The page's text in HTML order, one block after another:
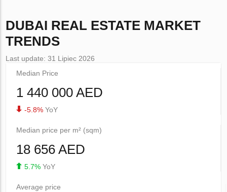
DUBAI REAL ESTATE MARKET
TRENDS
Last update: 31 Lipiec 2026
Median Price
1 440 000 AED
-5.8% YoY
Median price per m² (sqm)
18 656 AED
5.7% YoY
Average price